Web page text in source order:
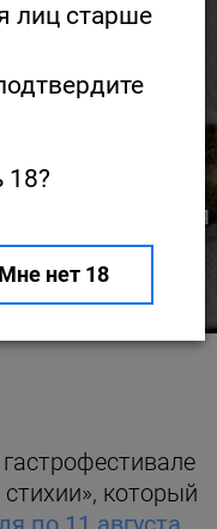
Редакция Ресторан.ру
который
лиц старше
18?
Мне нет 18